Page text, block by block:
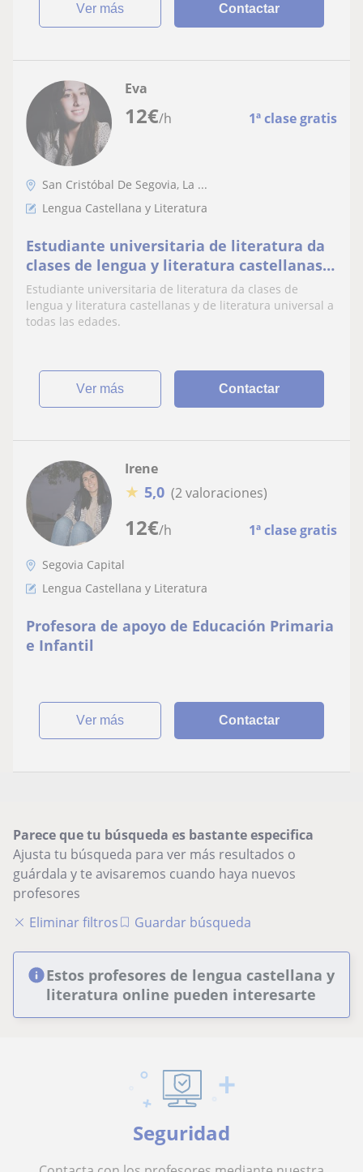
ver más Contactar
12€/h 1ª clase gratis
Eva
San Cristóbal De Segovia, La ...
Lengua Castellana y Literatura
Estudiante universitaria de literatura da
clases de lengua y literatura castellanas y
de literatura universal a todas las edades
Estudiante universitaria de literatura da clases de
lengua y literatura castellanas y de literatura universal a
todas las edades.
ver más Contactar
12€/h 1ª clase gratis
Irene
★ 5,0 (2 valoraciones)
Segovia Capital
Lengua Castellana y Literatura
Profesora de apoyo de Educación Primaria
e Infantil
ver más Contactar
Parece que tu búsqueda es bastante especifica
Ajusta tu búsqueda para ver más resultados o
guárdala y te avisaremos cuando haya nuevos
profesores
Eliminar filtros
Guardar búsqueda
Estos profesores de lengua castellana y
literatura online pueden interesarte
Seguridad